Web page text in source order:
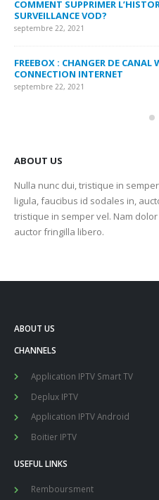
COMMENT SUPPRIMER
SURVEILLANCE VOD?
septembre 22, 2021
FREEBOX : CHANGER DE
CONNECTION INTERNET
septembre 22, 2021
ABOUT US
Nulla nunc dui, tristique in
ligula, faucibus id sodales in,
tristique in semper vel. Nam
auctor fringilla libero.
ABOUT US
CHANNELS
Application IPTV Smart TV
Deplux IPTV
Application IPTV Android
Boitier IPTV
USEFUL LINKS
Remboursment